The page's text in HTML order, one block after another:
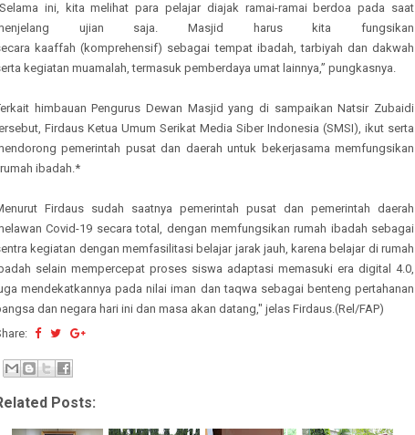
ini, kita melihat para pelajar diajak ramai-ramai berdoa pada saat
ujian saja. Masjid harus kita fungsikan
kaaffah (komprehensif) sebagai tempat ibadah, tarbiyah dan dakwah
kegiatan muamalah, termasuk pemberdaya umat lainnya,” pungkasnya.
himbauan Pengurus Dewan Masjid yang di sampaikan Natsir Zubaidi
Firdaus Ketua Umum Serikat Media Siber Indonesia (SMSI), ikut serta
pemerintah pusat dan daerah untuk bekerjasama memfungsikan
ibadah.*
Firdaus sudah saatnya pemerintah pusat dan pemerintah daerah
Covid-19 secara total, dengan memfungsikan rumah ibadah sebagai
kegiatan dengan memfasilitasi belajar jarak jauh, karena belajar di rumah
selain mempercepat proses siswa adaptasi memasuki era digital 4.0,
mendekatkannya pada nilai iman dan taqwa sebagai benteng pertahanan
dan negara hari ini dan masa akan datang," jelas Firdaus.(Rel/FAP)
Posts: